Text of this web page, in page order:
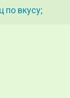
по вкусу;